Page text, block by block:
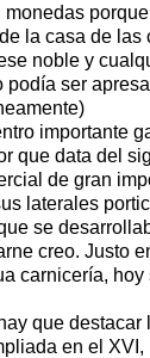
la casa de las
noble y
ser
importante
que data del
de gran
laterales
se
creo. Justo
carnicería,
que destacar
en el XVI,